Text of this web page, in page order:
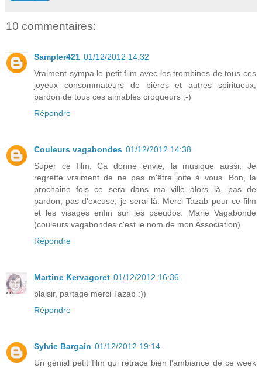
10 commentaires:
Sampler421 01/12/2012 14:32
Vraiment sympa le petit film avec les trombines de tous ces
joyeux consommateurs de bières et autres spiritueux,
pardon de tous ces aimables croqueurs ;-)
Répondre
Couleurs vagabondes 01/12/2012 14:38
Super ce film. Ca donne envie, la musique aussi. Je
regrette vraiment de ne pas m'être joite à vous. Bon, la
prochaine fois ce sera dans ma ville alors là, pas de
pardon, pas d'excuse, je serai là. Merci Tazab pour ce film
et les visages enfin sur les pseudos. Marie Vagabonde
(couleurs vagabondes c'est le nom de mon Association)
Répondre
Martine Kervagoret 01/12/2012 16:36
plaisir, partage merci Tazab :))
Répondre
Sylvie Bargain 01/12/2012 19:14
Un génial petit film qui retrace bien l'ambiance de ce week